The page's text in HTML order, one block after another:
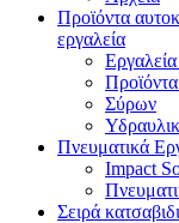
Προϊόντα
εργαλεία
Σύρων
Πνευματικά
Impact
Σειρά